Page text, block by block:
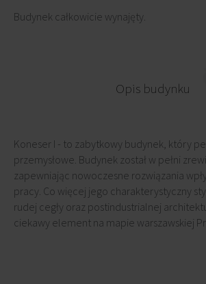
Budynek całkowicie wynajęty.
Opis budynku
Koneser I - to zabytkowy budynek, który
przemysłowe. Budynek został w pełni
zapewniając nowoczesne rozwiązania
pracy. Co więcej jego charakterystyczny
rudej cegły oraz postindustrialnej
ciekawy element na mapie warszawskiej